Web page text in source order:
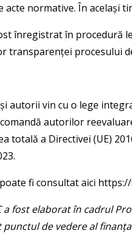
acte normative. În
înregistrat în procedură
transparenței procesului
autorii vin cu o lege
autorilor
totală a Directivei (UE)
fi consultat aici
a fost elaborat în cadrul
de vedere al